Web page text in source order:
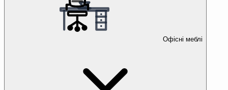
Офісні меблі